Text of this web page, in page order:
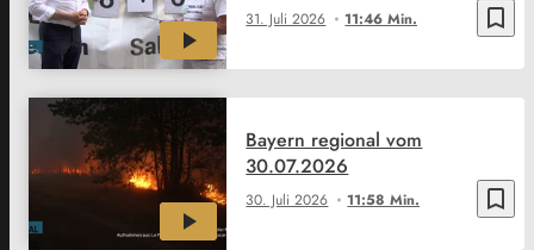
bookmark_border
31. Juli 2026 11:46 Min.
bookmark_border
30. Juli 2026 11:58 Min.
Bayern regional vom
30.07.2026